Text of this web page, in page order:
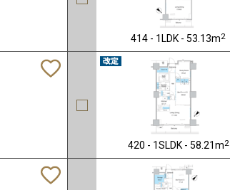
414 - 1LDK - 53.13m2
420 - 1SLDK - 58.21m2